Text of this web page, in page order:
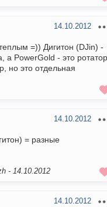
14.10.2012
=)) Дигитон (DJin) -
а PowerGold - это
но это отдельная
14.10.2012
= разные
- 14.10.2012
14.10.2012